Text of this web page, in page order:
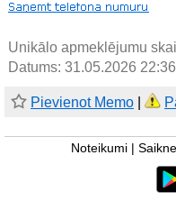
Unikālo apmeklējumu
Datums: 31.05.2026 22:36
Pievienot Memo
Noteikumi